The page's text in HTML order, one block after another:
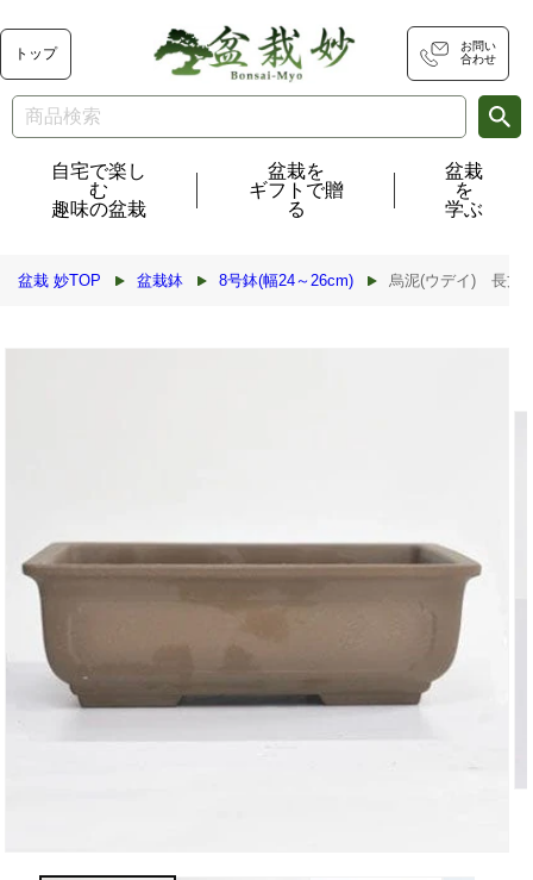
ンツに
進む
トップ
お問い
合わせ
自宅で楽し
む
趣味の盆栽
盆栽を
ギフトで贈
る
盆栽
を
学ぶ
盆栽 妙TOP 盆栽鉢 8号鉢(幅24～26cm) 烏泥(ウデイ) 長方
商品情